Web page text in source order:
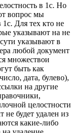
в 1с. Но
вопрос мы
Для тех кто не
указывают на не
указывают в
любой документ
множествои
быть как
дата, булево),
на другие
целостности
не будет удален из
какие-либо